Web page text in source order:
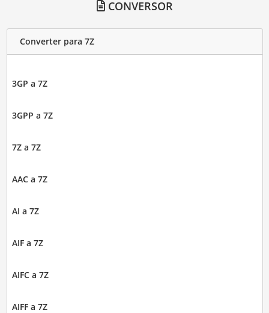
CONVERSOR
Converter para 7Z
3GP a 7Z
3GPP a 7Z
7Z a 7Z
AAC a 7Z
AI a 7Z
AIF a 7Z
AIFC a 7Z
AIFF a 7Z